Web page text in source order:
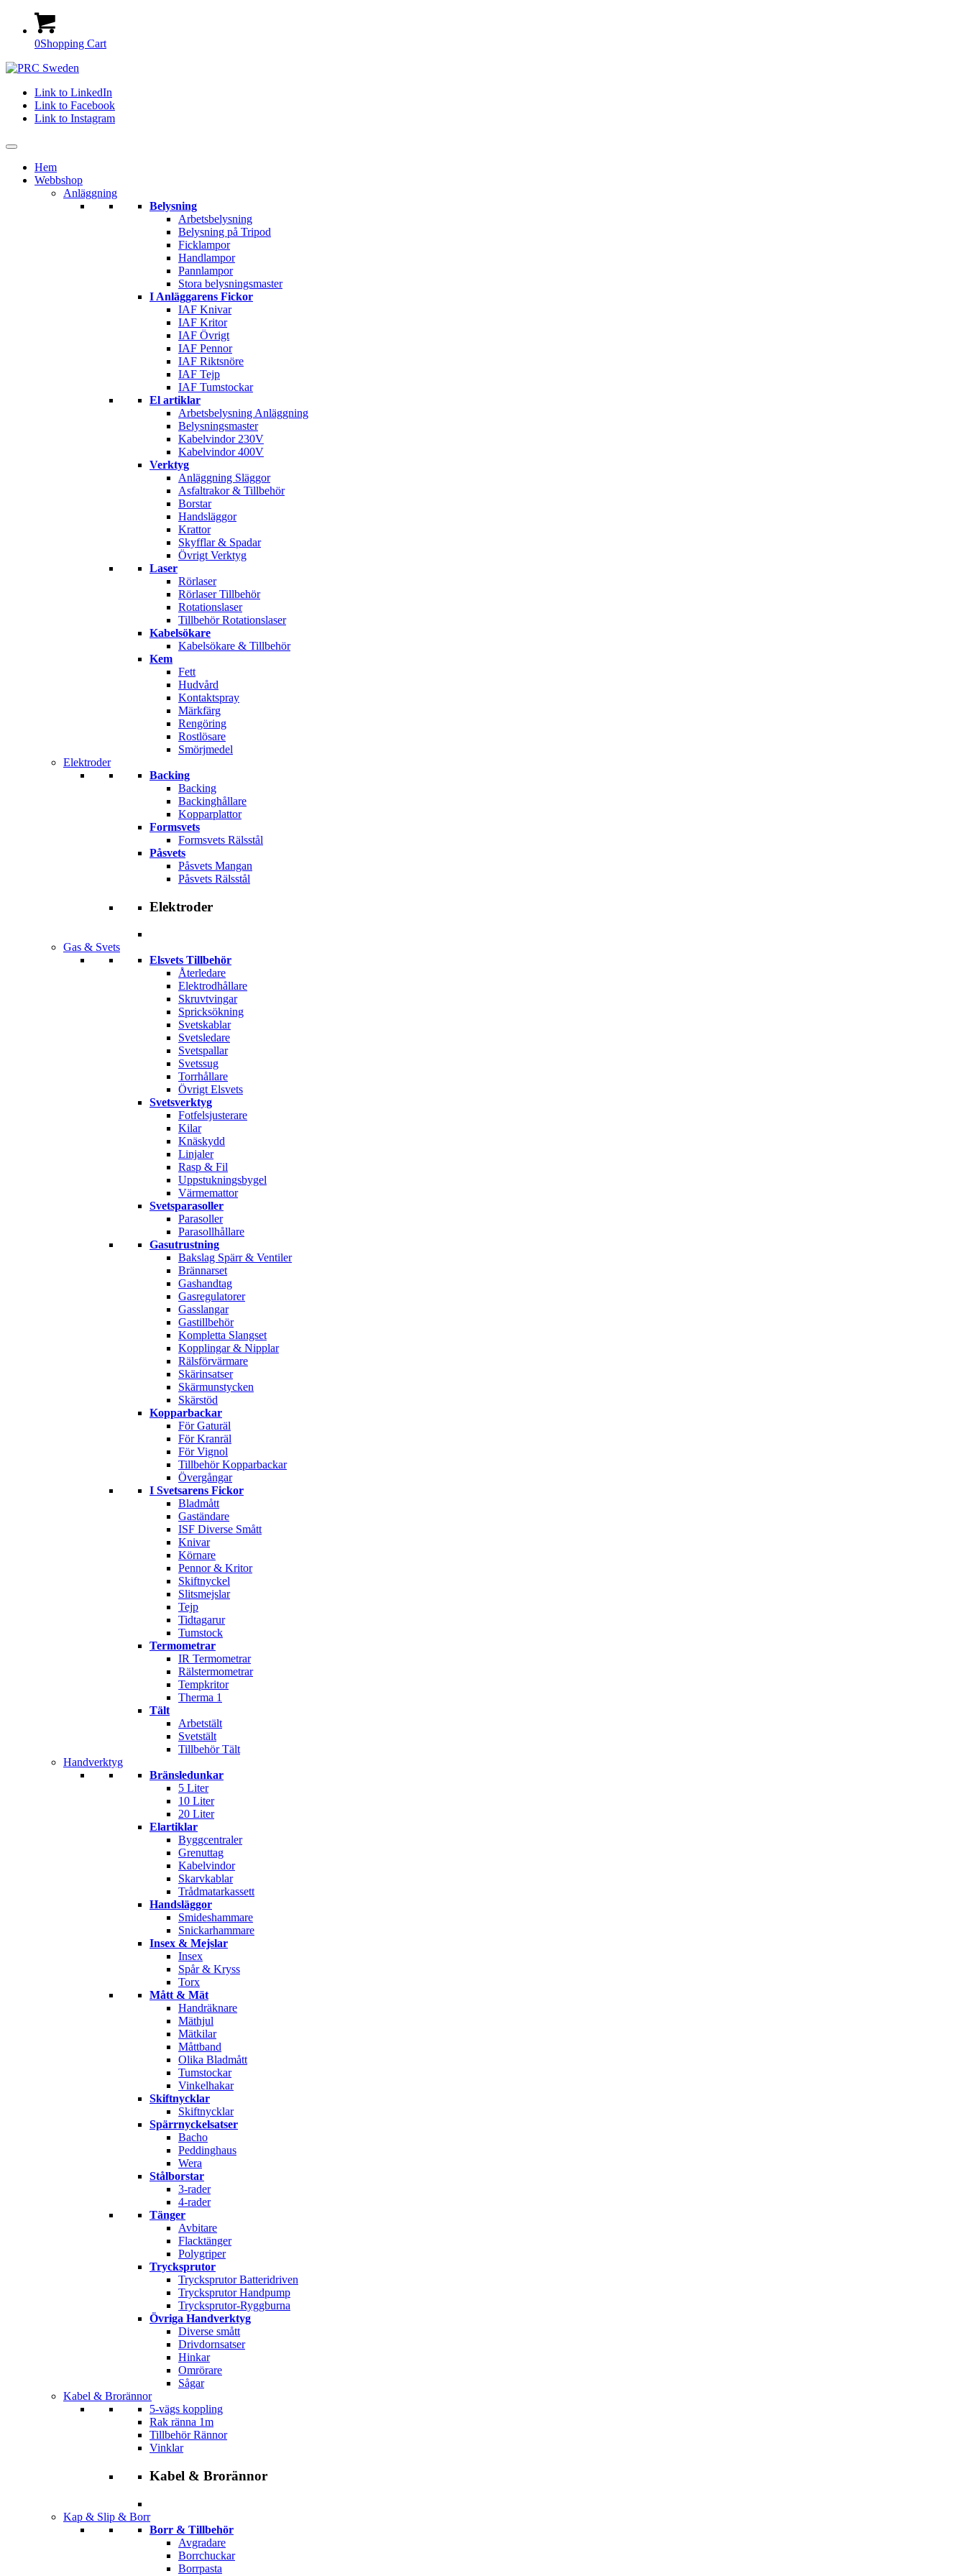
0Shopping Cart
Link to LinkedIn
Link to Facebook
Link to Instagram
Hem
Webbshop
Anläggning
Belysning
Arbetsbelysning
Belysning på Tripod
Ficklampor
Handlampor
Pannlampor
Stora belysningsmaster
I Anläggarens Fickor
IAF Knivar
IAF Kritor
IAF Övrigt
IAF Pennor
IAF Riktsnöre
IAF Tejp
IAF Tumstockar
El artiklar
Arbetsbelysning Anläggning
Belysningsmaster
Kabelvindor 230V
Kabelvindor 400V
Verktyg
Anläggning Släggor
Asfaltrakor & Tillbehör
Borstar
Handsläggor
Krattor
Skyfflar & Spadar
Övrigt Verktyg
Laser
Rörlaser
Rörlaser Tillbehör
Rotationslaser
Tillbehör Rotationslaser
Kabelsökare
Kabelsökare & Tillbehör
Kem
Fett
Hudvård
Kontaktspray
Märkfärg
Rengöring
Rostlösare
Smörjmedel
Elektroder
Backing
Backing
Backinghållare
Kopparplattor
Formsvets
Formsvets Rälsstål
Påsvets
Påsvets Mangan
Påsvets Rälsstål
Elektroder
Gas & Svets
Elsvets Tillbehör
Återledare
Elektrodhållare
Skruvtvingar
Spricksökning
Svetskablar
Svetsledare
Svetspallar
Svetssug
Torrhållare
Övrigt Elsvets
Svetsverktyg
Fotfelsjusterare
Kilar
Knäskydd
Linjaler
Rasp & Fil
Uppstukningsbygel
Värmemattor
Svetsparasoller
Parasoller
Parasollhållare
Gasutrustning
Bakslag Spärr & Ventiler
Brännarset
Gashandtag
Gasregulatorer
Gasslangar
Gastillbehör
Kompletta Slangset
Kopplingar & Nipplar
Rälsförvärmare
Skärinsatser
Skärmunstycken
Skärstöd
Kopparbackar
För Gaturäl
För Kranräl
För Vignol
Tillbehör Kopparbackar
Övergångar
I Svetsarens Fickor
Bladmått
Gaständare
ISF Diverse Smått
Knivar
Körnare
Pennor & Kritor
Skiftnyckel
Slitsmejslar
Tejp
Tidtagarur
Tumstock
Termometrar
IR Termometrar
Rälstermometrar
Tempkritor
Therma 1
Tält
Arbetstält
Svetstält
Tillbehör Tält
Handverktyg
Bränsledunkar
5 Liter
10 Liter
20 Liter
Elartiklar
Byggcentraler
Grenuttag
Kabelvindor
Skarvkablar
Trådmatarkassett
Handsläggor
Smideshammare
Snickarhammare
Insex & Mejslar
Insex
Spår & Kryss
Torx
Mått & Mät
Handräknare
Mäthjul
Mätkilar
Måttband
Olika Bladmått
Tumstockar
Vinkelhakar
Skiftnycklar
Skiftnycklar
Spärrnyckelsatser
Bacho
Peddinghaus
Wera
Stålborstar
3-rader
4-rader
Tänger
Avbitare
Flacktänger
Polygriper
Trycksprutor
Trycksprutor Batteridriven
Trycksprutor Handpump
Trycksprutor-Ryggburna
Övriga Handverktyg
Diverse smått
Drivdornsatser
Hinkar
Omrörare
Sågar
Kabel & Brorännor
5-vägs koppling
Rak ränna 1m
Tillbehör Rännor
Vinklar
Kabel & Brorännor
Kap & Slip & Borr
Borr & Tillbehör
Avgradare
Borrchuckar
Borrpasta